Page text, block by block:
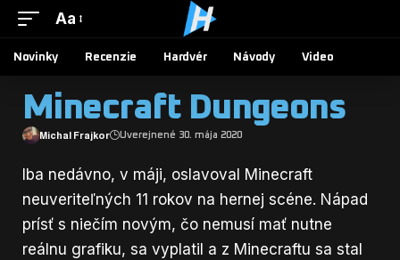
Aa
Novinky Recenzie Hardvér Návody Video
Minecraft Dungeons
Michal Frajkor Uverejnené 30. mája 2020
Iba nedávno, v máji, oslavoval Minecraft
neuveriteľných 11 rokov na hernej scéne. Nápad
prísť s niečím novým, čo nemusí mať nutne
reálnu grafiku, sa vyplatil a z Minecraftu sa stal